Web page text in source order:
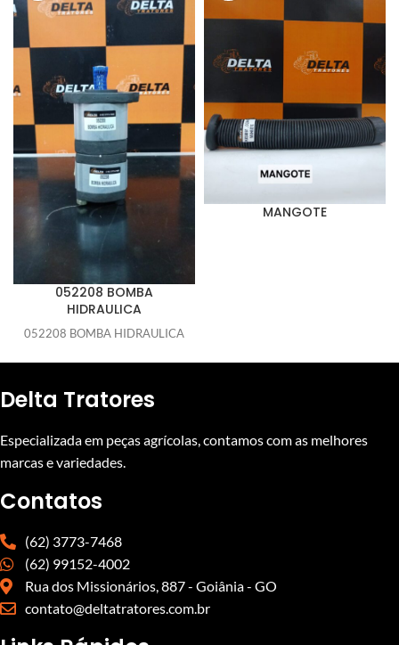
052208 BOMBA
HIDRAULICA
052208 BOMBA HIDRAULICA
MANGOTE
Delta Tratores
Especializada em peças agrícolas, contamos com as melhores
marcas e variedades.
Contatos
(62) 3773-7468
(62) 99152-4002
Rua dos Missionários, 887 - Goiânia - GO
contato@deltatratores.com.br